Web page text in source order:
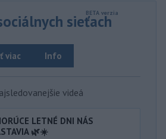
sieťach
Info
viac
videá
LETNÉ DNI NÁS
🌿☀️